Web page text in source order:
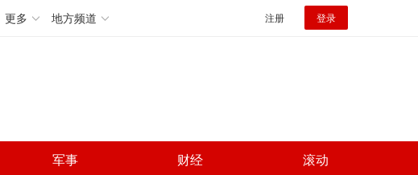
更多 地方频道 注册 登录
军事 财经 滚动